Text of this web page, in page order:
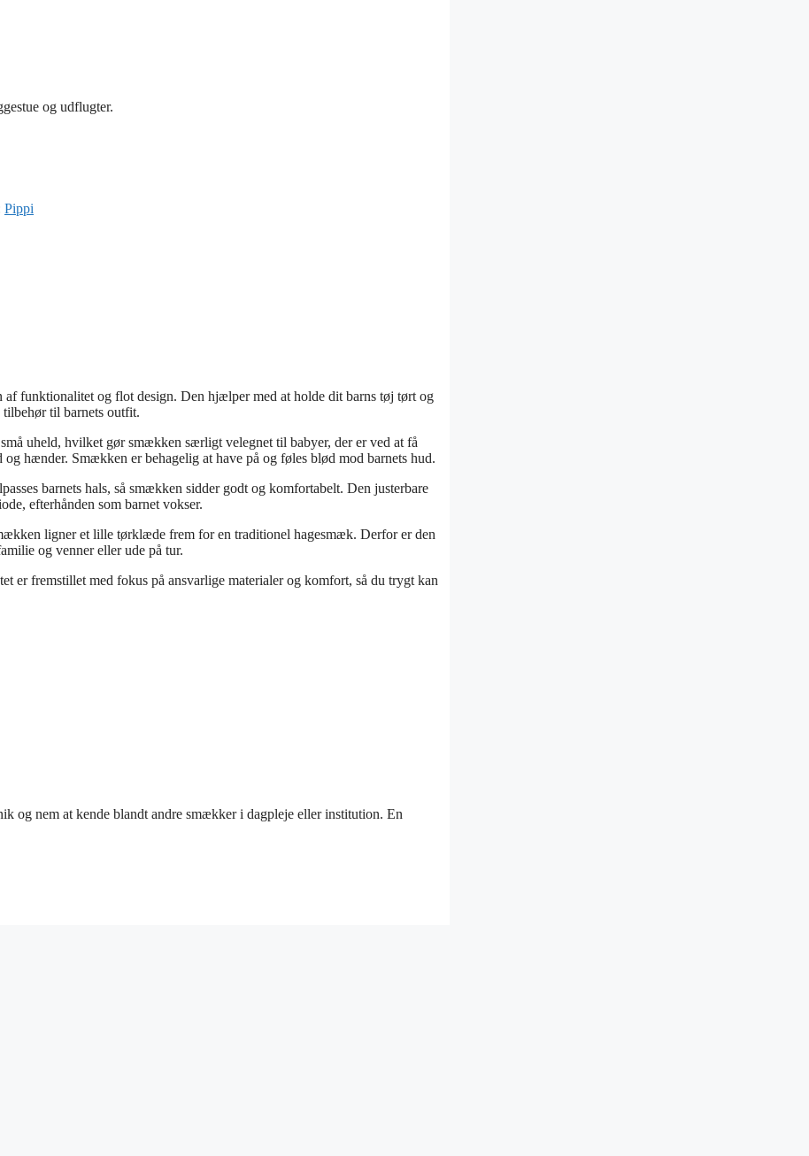
og udflugter.
Pippi
funktionalitet og flot design. Den hjælper med at holde dit barns tøj tørt og
tilbehør til barnets outfit.
uheld, hvilket gør smækken særligt velegnet til babyer, der er ved at få
hænder. Smækken er behagelig at have på og føles blød mod barnets hud.
barnets hals, så smækken sidder godt og komfortabelt. Den justerbare
efterhånden som barnet vokser.
ligner et lille tørklæde frem for en traditionel hagesmæk. Derfor er den
og venner eller ude på tur.
er fremstillet med fokus på ansvarlige materialer og komfort, så du trygt kan
og nem at kende blandt andre smækker i dagpleje eller institution. En